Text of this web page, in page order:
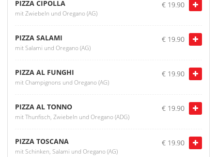
PIZZA CIPOLLA
mit Zwiebeln und Oregano (AG)
€ 19.90
PIZZA SALAMI
mit Salami und Oregano (AG)
€ 19.90
PIZZA AL FUNGHI
mit Champignons und Oregano (AG)
€ 19.90
PIZZA AL TONNO
mit Thunfisch, Zwiebeln und Oregano (ADG)
€ 19.90
PIZZA TOSCANA
mit Schinken, Salami und Oregano (AG)
€ 19.90